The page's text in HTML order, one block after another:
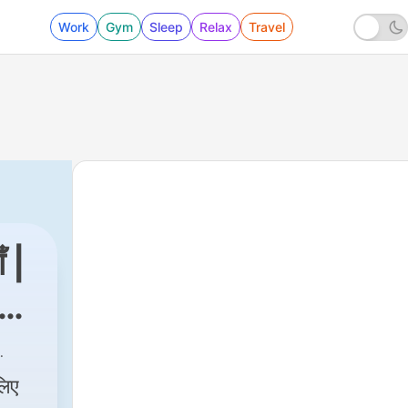
Work Gym Sleep Relax Travel